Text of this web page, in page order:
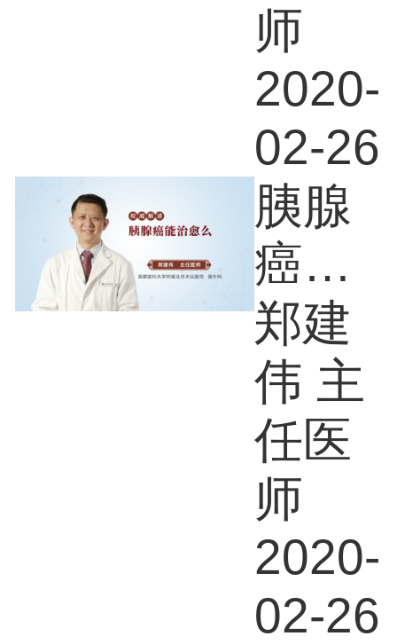
师
2020-
02-26
胰腺
癌能
治愈
么
郑建
伟 主
任医
师
2020-
02-26